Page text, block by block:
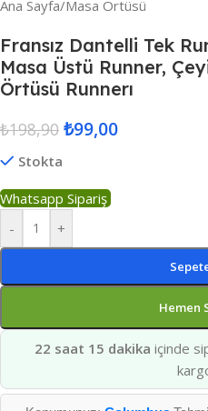
Ana Sayfa/Masa Örtüsü
Fransız Dantelli Tek
Masa Üstü Runner,
Örtüsü Runnerı
₺198,90 ₺99,00
Stokta
Whatsapp Sipariş
-
+
Hemen
22 saat 15 dakika içinde